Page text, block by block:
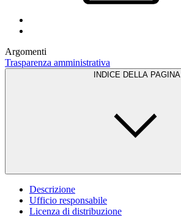
Argomenti
Trasparenza amministrativa
INDICE DELLA PAGINA
Descrizione
Ufficio responsabile
Licenza di distribuzione